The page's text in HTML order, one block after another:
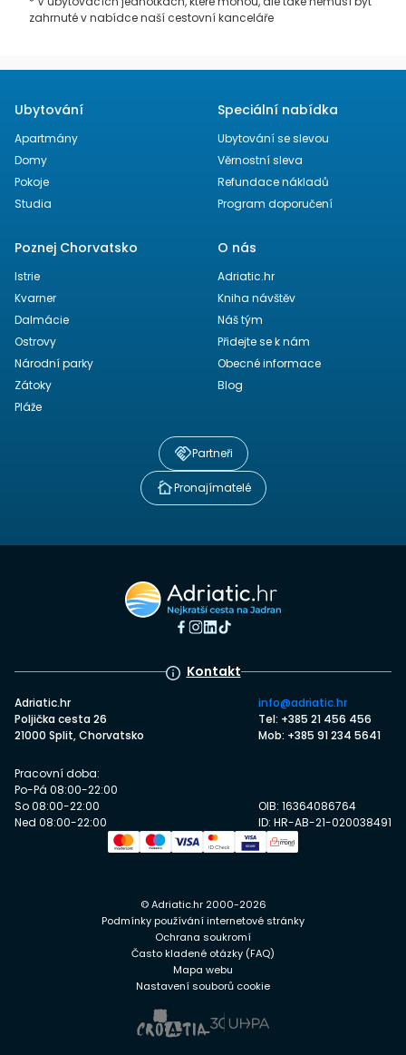
Prověř dostupnost
Prověř dostupnost
zahrnuté v nabídce naší cestovní kanceláře
Ubytování
Apartmány
Domy
Pokoje
Studia
Speciální nabídka
Ubytování se slevou
Věrnostní sleva
Refundace nákladů
Program doporučení
Poznej Chorvatsko
Istrie
Kvarner
Dalmácie
Ostrovy
Národní parky
Zátoky
Pláže
O nás
Adriatic.hr
Kniha návštěv
Náš tým
Přidejte se k nám
Obecné informace
Blog
Partneři
Pronajímatelé
Kontakt
Adriatic.hr
Poljička cesta 26
21000 Split, Chorvatsko
info@adriatic.hr
Tel: +385 21 456 456
Mob: +385 91 234 5641
Pracovní doba:
Po-Pá 08:00-22:00
So 08:00-22:00
Ned 08:00-22:00
OIB: 16364086764
ID: HR-AB-21-020038491
© Adriatic.hr 2000-2026
Podmínky používání internetové stránky
Ochrana soukromí
Často kladené otázky (FAQ)
Mapa webu
Nastavení souborů cookie